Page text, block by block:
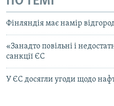
Фінляндія має намір
«Занадто повільні і
санкції ЄС
У ЄС досягли угоди щодо